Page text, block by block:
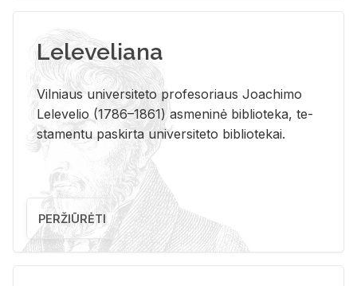
Leleveliana
Vil­niaus uni­ver­si­te­to pro­fe­so­riaus Jo­a­chi­mo
Le­le­ve­lio (1786–1861) as­me­ni­nė bi­b­lio­te­ka, te­
sta­men­tu pa­skir­ta uni­ver­si­te­to bi­b­lio­te­kai.
PERŽIŪRĖTI